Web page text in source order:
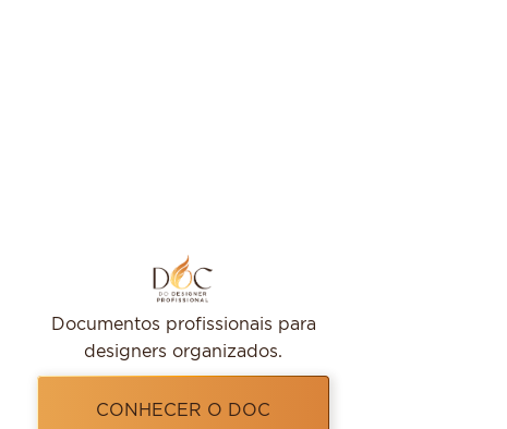
Documentos profissionais para
designers organizados.
CONHECER O DOC